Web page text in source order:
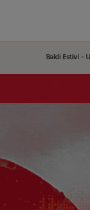
Saldi Estivi -